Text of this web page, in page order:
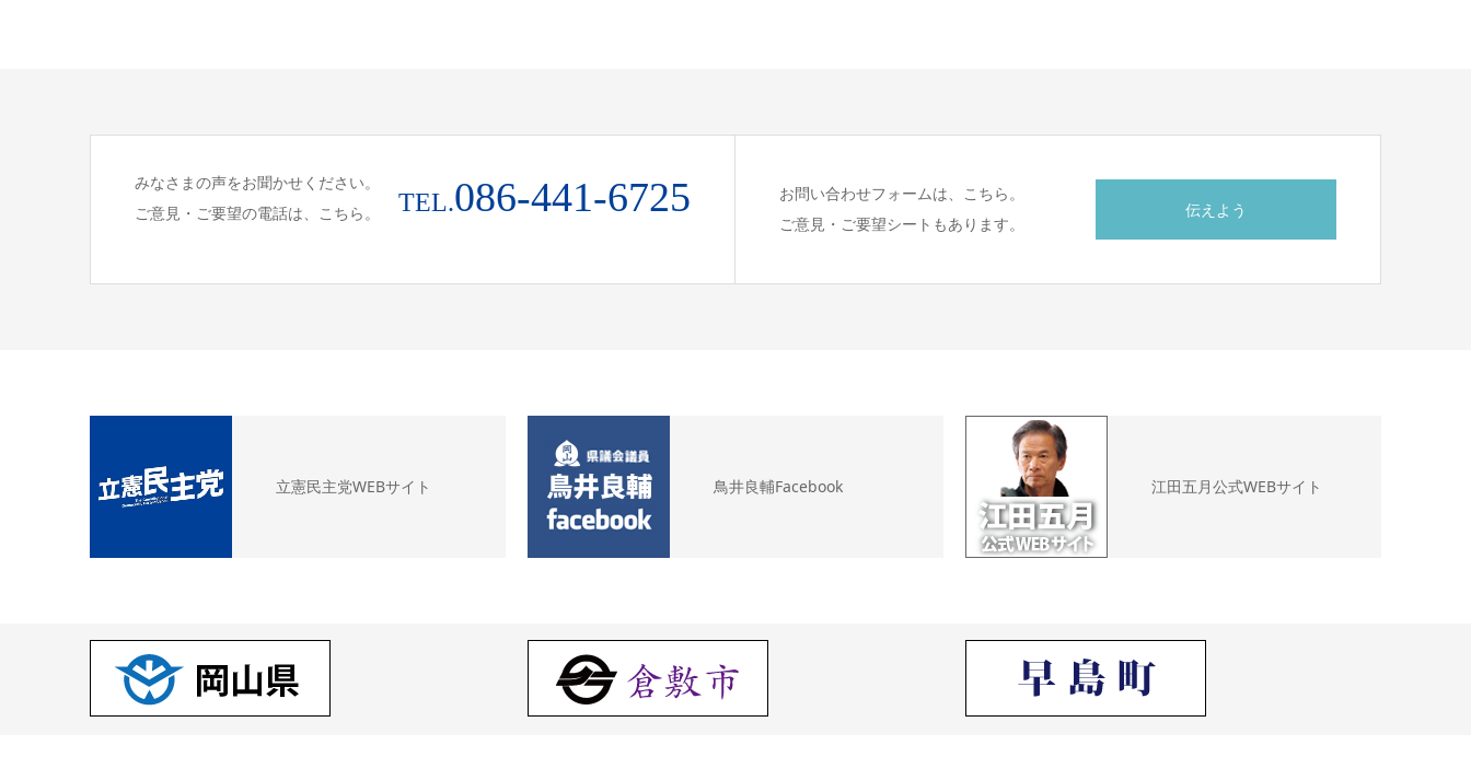
みなさまの声をお聞かせください。
ご意見・ご要望の電話は、こちら。
TEL.086-441-6725
お問い合わせフォームは、こちら。
ご意見・ご要望シートもあります。
伝えよう
立憲民主党WEBサイト 鳥井良輔Facebook 江田五月公式WEBサイト